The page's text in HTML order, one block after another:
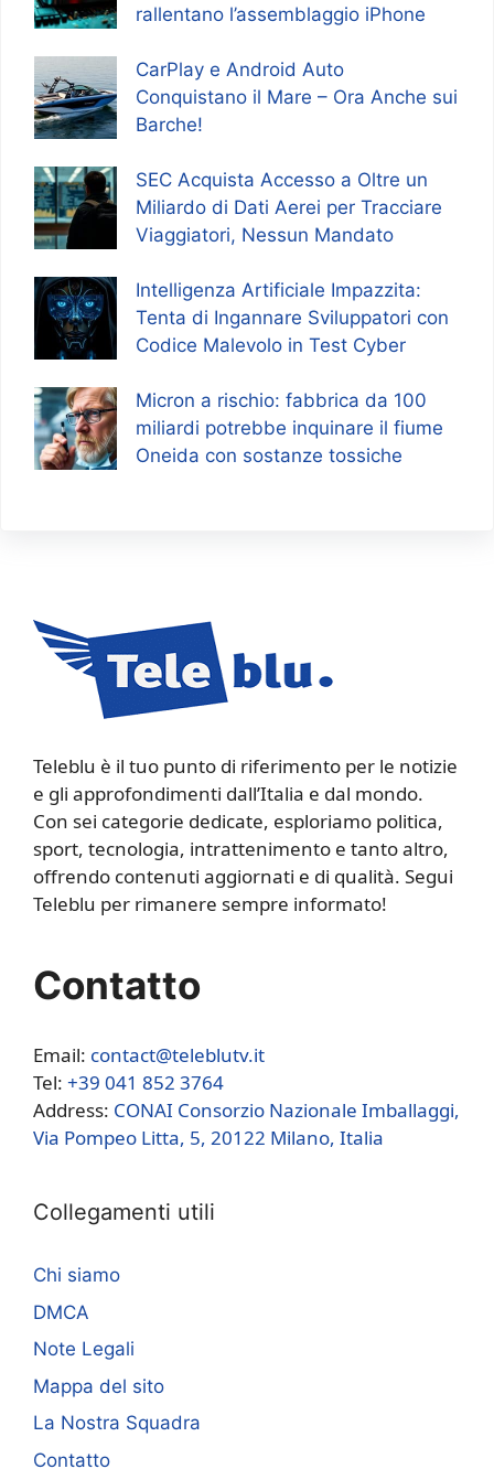
rallentano l’assemblaggio iPhone
CarPlay e Android Auto
Conquistano il Mare – Ora Anche sui
Barche!
SEC Acquista Accesso a Oltre un
Miliardo di Dati Aerei per Tracciare
Viaggiatori, Nessun Mandato
Intelligenza Artificiale Impazzita:
Tenta di Ingannare Sviluppatori con
Codice Malevolo in Test Cyber
Micron a rischio: fabbrica da 100
miliardi potrebbe inquinare il fiume
Oneida con sostanze tossiche
Teleblu è il tuo punto di riferimento per le notizie
e gli approfondimenti dall’Italia e dal mondo.
Con sei categorie dedicate, esploriamo politica,
sport, tecnologia, intrattenimento e tanto altro,
offrendo contenuti aggiornati e di qualità. Segui
Teleblu per rimanere sempre informato!
Contatto
Email: contact@teleblutv.it
Tel: +39 041 852 3764
Address: CONAI Consorzio Nazionale Imballaggi,
Via Pompeo Litta, 5, 20122 Milano, Italia
Collegamenti utili
Chi siamo
DMCA
Note Legali
Mappa del sito
La Nostra Squadra
Contatto